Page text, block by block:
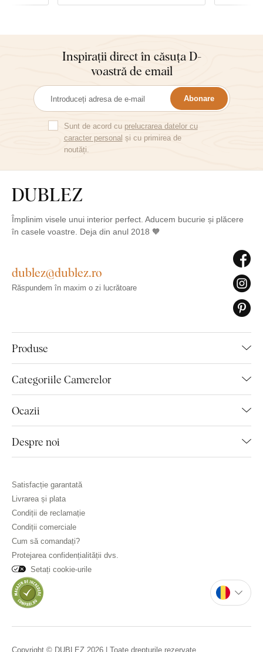
Inspirații direct în căsuța D-
voastră de email
Abonare
Sunt de acord cu prelucrarea datelor cu
caracter personal și cu primirea de
noutăți.
Împlinim visele unui interior perfect. Aducem bucurie și plăcere
în casele voastre. Deja din anul 2018 🧡
Produse
Categoriile Camerelor
Ocazii
Despre noi
dublez@dublez.ro
Răspundem în maxim o zi lucrătoare
Satisfacție garantată
Livrarea și plata
Condiții de reclamație
Condiții comerciale
Cum să comandați?
Protejarea confidențialității dvs.
Setați cookie-urile
Copyright © DUBLEZ 2026 | Toate drepturile rezervate